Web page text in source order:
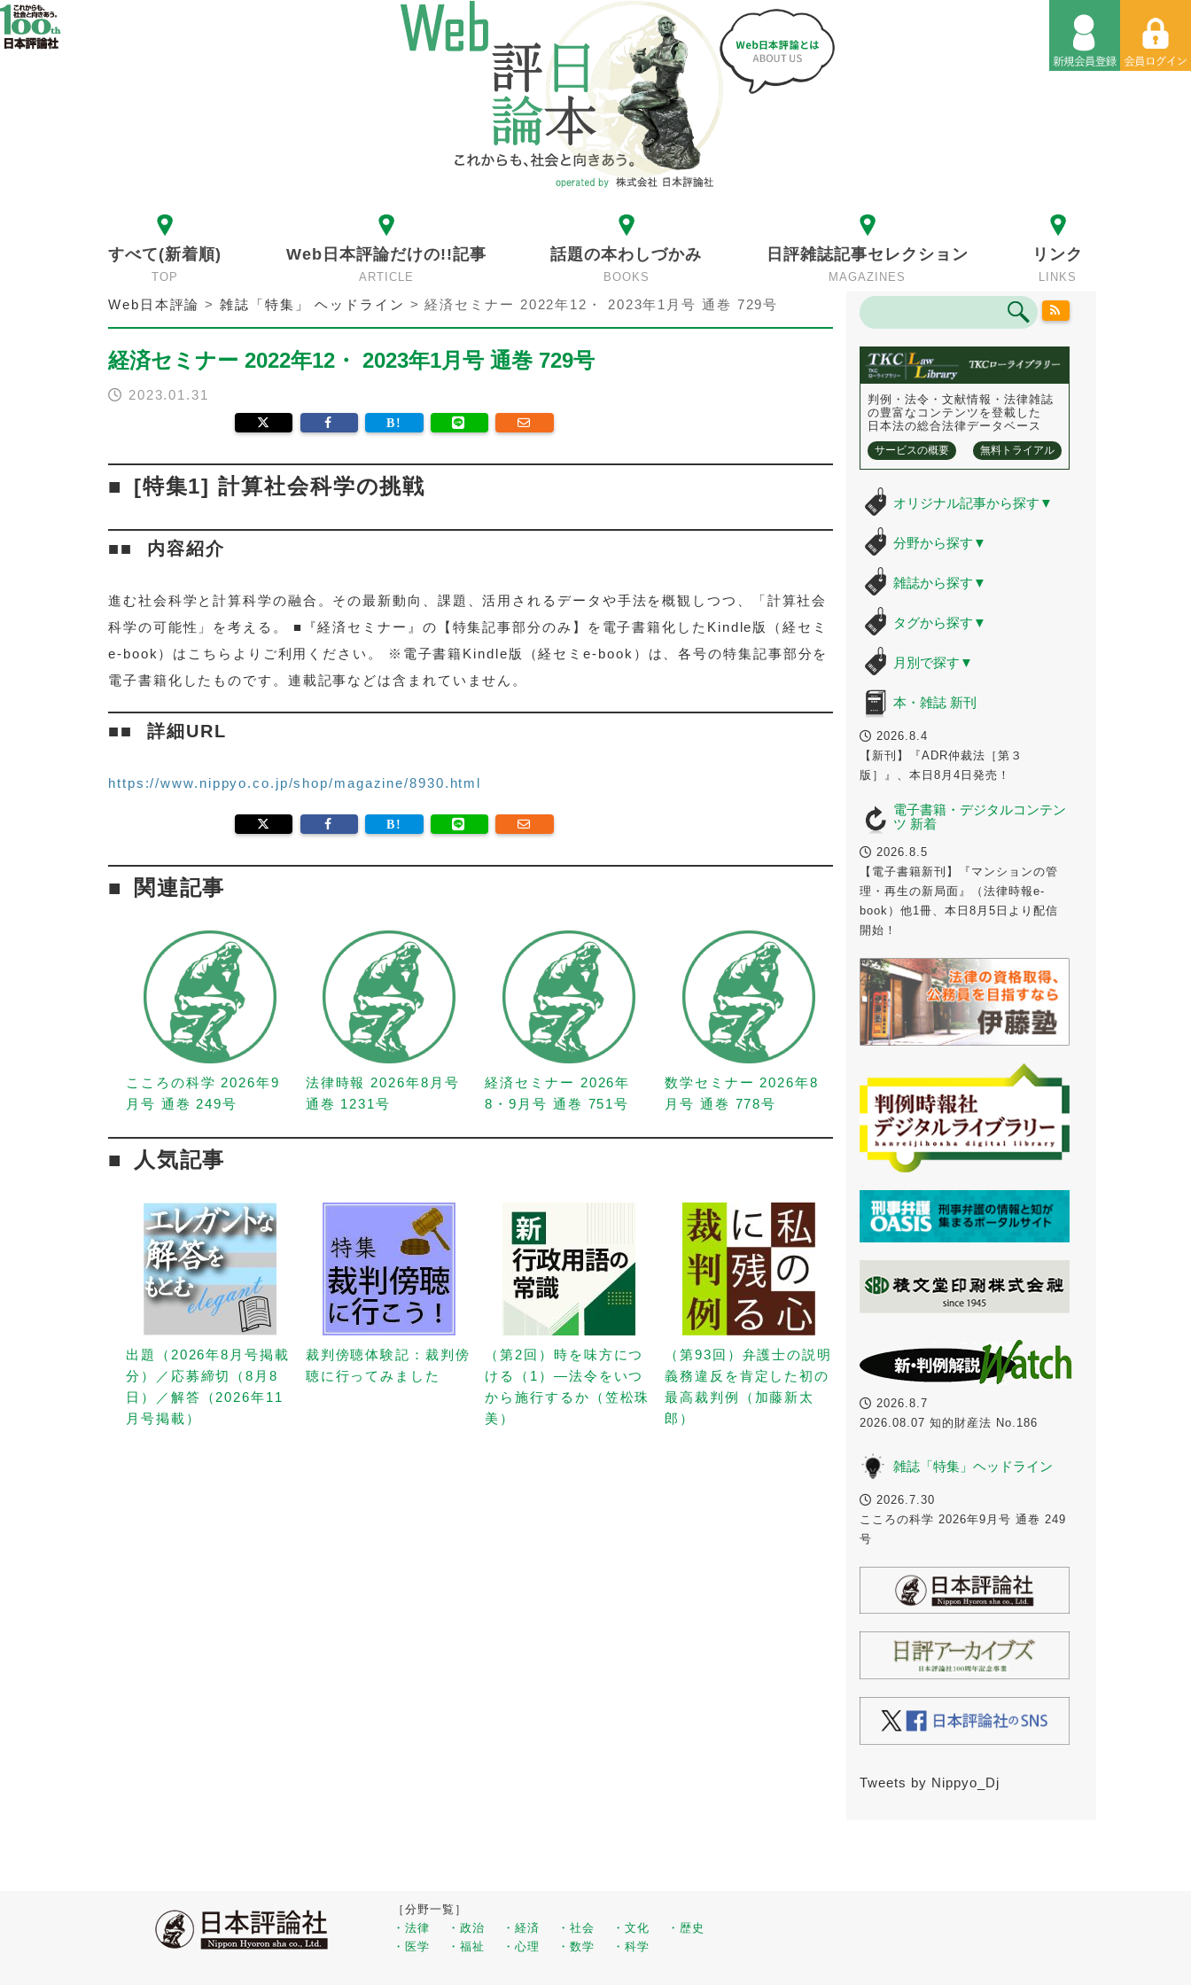
すべて(新着順)
TOP
Web日本評論だけの!!記事
ARTICLE
話題の本わしづかみ
BOOKS
日評雑誌記事セレクション
MAGAZINES
リンク
LINKS
Web日本評論 >雑誌「特集」 ヘッドライン >経済セミナー 2022年12・ 2023年1月号 通巻 729号
経済セミナー 2022年12・ 2023年1月号 通巻 729号
2023.01.31
[特集1] 計算社会科学の挑戦
内容紹介
進む社会科学と計算科学の融合。その最新動向、課題、活用されるデータや手法を概観しつつ、「計算社会
科学の可能性」を考える。 ■『経済セミナー』の【特集記事部分のみ】を電子書籍化したKindle版（経セミ
e-book）はこちらよりご利用ください。 ※電子書籍Kindle版（経セミe-book）は、各号の特集記事部分を
電子書籍化したものです。連載記事などは含まれていません。
詳細URL
https://www.nippyo.co.jp/shop/magazine/8930.html
関連記事
こころの科学 2026年9
月号 通巻 249号
法律時報 2026年8月号
通巻 1231号
経済セミナー 2026年
8・9月号 通巻 751号
数学セミナー 2026年8
月号 通巻 778号
人気記事
出題（2026年8月号掲載
分）／応募締切（8月8
日）／解答（2026年11
月号掲載）
裁判傍聴体験記：裁判傍
聴に行ってみました
（第2回）時を味方につ
ける（1）—法令をいつ
から施行するか（笠松珠
美）
（第93回）弁護士の説明
義務違反を肯定した初の
最高裁判例（加藤新太
郎）
判例・法令・文献情報・法律雑誌
の豊富なコンテンツを登載した
日本法の総合法律データベース
サービスの概要 無料トライアル
オリジナル記事から探す ▼
分野から探す ▼
雑誌から探す ▼
タグから探す ▼
月別で探す ▼
本・雑誌 新刊
2026.8.4
【新刊】『ADR仲裁法［第３
版］』、本日8月4日発売！
電子書籍・デジタルコンテン
ツ 新着
2026.8.5
【電子書籍新刊】『マンションの管
理・再生の新局面』（法律時報e-
book）他1冊、本日8月5日より配信
開始！
2026.8.7
2026.08.07 知的財産法 No.186
雑誌「特集」ヘッドライン
2026.7.30
こころの科学 2026年9月号 通巻 249
号
Tweets by Nippyo_Dj
［分野一覧］
・法律
・政治 ・経済 ・社会 ・文化
・歴史
・医学
・福祉 ・心理 ・数学 ・科学